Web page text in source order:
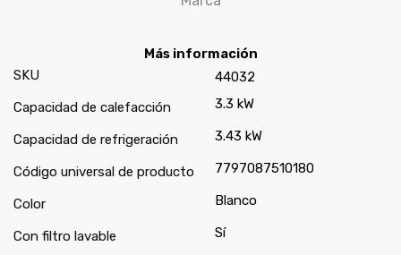
Más información
SKU
44032
Capacidad de calefacción
3.3 kW
Capacidad de refrigeración 3.43 kW
Código universal de producto 7797087510180
Color Blanco
Con filtro lavable Sí